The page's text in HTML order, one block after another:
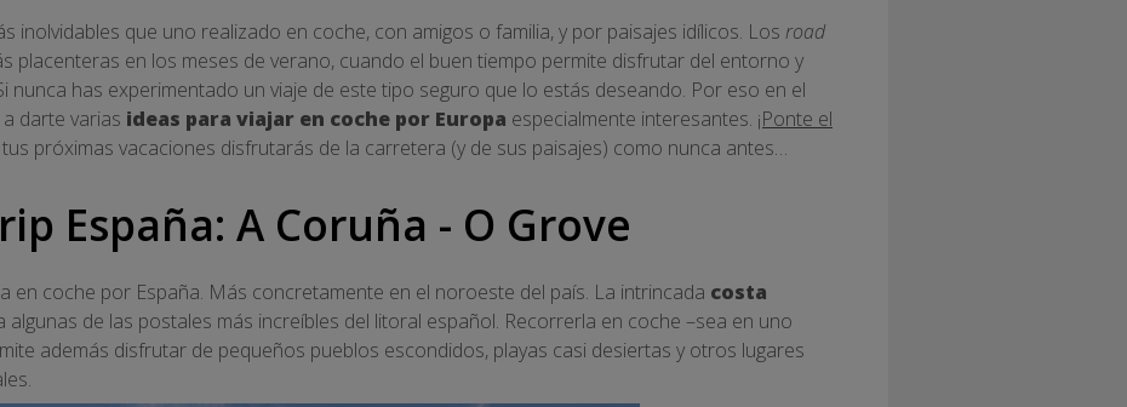
inolvidables que uno realizado en coche, con amigos o familia, y por paisajes idílicos. Los road
placenteras en los meses de verano, cuando el buen tiempo permite disfrutar del entorno y
nunca has experimentado un viaje de este tipo seguro que lo estás deseando. Por eso en el
darte varias ideas para viajar en coche por Europa especialmente interesantes. ¡Ponte el
tus próximas vacaciones disfrutarás de la carretera (y de sus paisajes) como nunca antes…
España: A Coruña - O Grove
en coche por España. Más concretamente en el noroeste del país. La intrincada costa
algunas de las postales más increíbles del litoral español. Recorrerla en coche –sea en uno
además disfrutar de pequeños pueblos escondidos, playas casi desiertas y otros lugares